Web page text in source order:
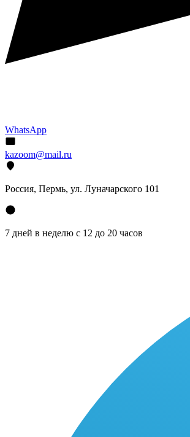
WhatsApp
kazoom@mail.ru
Россия, Пермь, ул. Луначарского 101
7 дней в неделю с 12 до 20 часов